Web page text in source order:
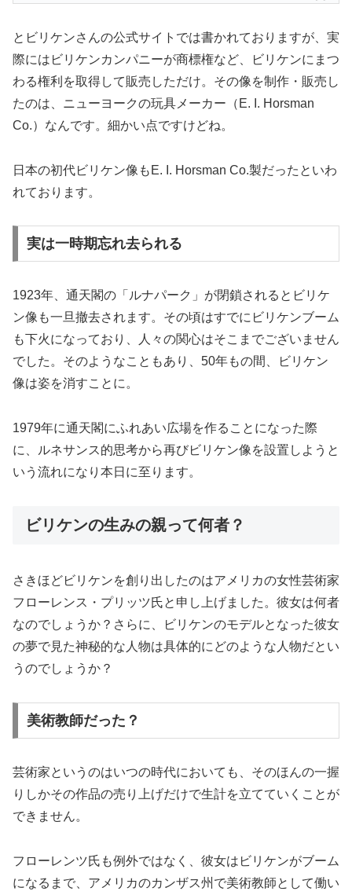
とビリケンさんの公式サイトでは書かれておりますが、実
際にはビリケンカンパニーが商標権など、ビリケンにまつ
わる権利を取得して販売しただけ。その像を制作・販売し
たのは、ニューヨークの玩具メーカー（E. I. Horsman
Co.）なんです。細かい点ですけどね。
日本の初代ビリケン像もE. I. Horsman Co.製だったといわ
れております。
実は一時期忘れ去られる
1923年、通天閣の「ルナパーク」が閉鎖されるとビリケ
ン像も一旦撤去されます。その頃はすでにビリケンブーム
も下火になっており、人々の関心はそこまでございません
でした。そのようなこともあり、50年もの間、ビリケン
像は姿を消すことに。
1979年に通天閣にふれあい広場を作ることになった際
に、ルネサンス的思考から再びビリケン像を設置しようと
いう流れになり本日に至ります。
ビリケンの生みの親って何者？
さきほどビリケンを創り出したのはアメリカの女性芸術家
フローレンス・プリッツ氏と申し上げました。彼女は何者
なのでしょうか？さらに、ビリケンのモデルとなった彼女
の夢で見た神秘的な人物は具体的にどのような人物だとい
うのでしょうか？
美術教師だった？
芸術家というのはいつの時代においても、そのほんの一握
りしかその作品の売り上げだけで生計を立てていくことが
できません。
フローレンツ氏も例外ではなく、彼女はビリケンがブーム
になるまで、アメリカのカンザス州で美術教師として働い